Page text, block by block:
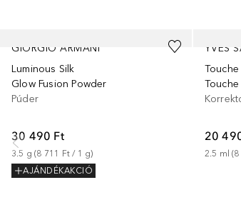
GIORGIO ARMANI
Luminous Silk
Glow Fusion Powder
Púder
30 490 Ft
3.5 g (8 711 Ft / 1 g)
AJÁNDÉKAKCIÓ
YVES
Touche
Touche
20
2.5 ml (8